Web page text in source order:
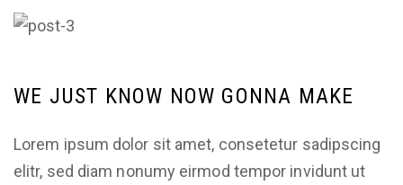
WE JUST KNOW NOW GONNA MAKE
Lorem ipsum dolor sit amet, consetetur sadipscing
elitr, sed diam nonumy eirmod tempor invidunt ut